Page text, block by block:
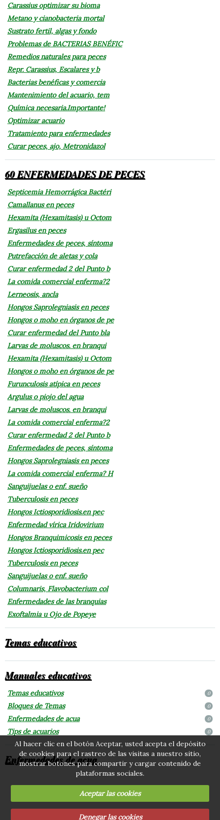
Carassius optimizar su bioma
Metano y cianobacteria mortal
Sustrato fertil, algas y fondo
Problemas de BACTERIAS BENÉFIC
Remedios naturales para peces
Repr. Carassius, Escalares y b
Bacterias benéficas y comercia
Mantenimiento del acuario, tem
Química necesaria.Importante!
Optimizar acuario
Tratamiento para enfermedades
Curar peces, ajo, Metronidazol
60 ENFERMEDADES DE PECES
Septicemia Hemorrágica Bactéri
Camallanus en peces
Hexamita (Hexamitasis) u Octom
Ergasilus en peces
Enfermedades de peces, síntoma
Putrefacción de aletas y cola
Curar enfermedad 2 del Punto b
La comida comercial enferma?2
Lerneosis, ancla
Hongos Saprolegniasis en peces
Hongos o moho en órganos de pe
Curar enfermedad del Punto bla
Larvas de moluscos. en branqui
Hexamita (Hexamitasis) u Octom
Hongos o moho en órganos de pe
Furunculosis atípica en peces
Argulus o piojo del agua
Larvas de moluscos. en branqui
La comida comercial enferma?2
Curar enfermedad 2 del Punto b
Enfermedades de peces, síntoma
Hongos Saprolegniasis en peces
La comida comercial enferma? H
Sanguijuelas o enf. sueño
Tuberculosis en peces
Hongos Ictiosporidiosis.en pec
Enfermedad vírica Iridovirium
Hongos Branquimicosis en peces
Hongos Ictiosporidiosis.en pec
Tuberculosis en peces
Sanguijuelas o enf. sueño
Columnaris, Flavobacterium col
Enfermedades de las branquias
Exoftalmia u Ojo de Popeye
Temas educativos
Manuales educativos
Temas educativos 0
Bloques de Temas 0
Enfermedades de acua 0
Tips de acuarios 0
Enfermedades de acua
Al hacer clic en el botón Aceptar, usted acepta el depósito
de cookies para el rastreo de las visitas a nuestro sitio,
mostrar botones para compartir y cargar contenido de
plataformas sociales.
Aceptar las cookies
Denegar las cookies